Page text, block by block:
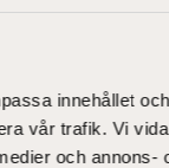
innehållet
vår trafik. Vi
och